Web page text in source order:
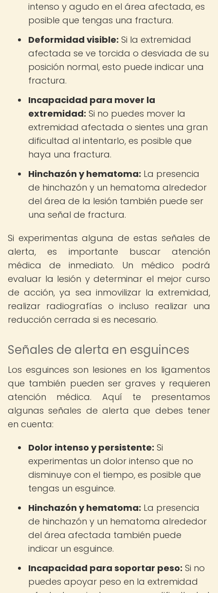
intenso y agudo en el área afectada, es
posible que tengas una fractura.
Deformidad visible: Si la extremidad
afectada se ve torcida o desviada de su
posición normal, esto puede indicar una
fractura.
Incapacidad para mover la
extremidad: Si no puedes mover la
extremidad afectada o sientes una gran
dificultad al intentarlo, es posible que
haya una fractura.
Hinchazón y hematoma: La presencia
de hinchazón y un hematoma alrededor
del área de la lesión también puede ser
una señal de fractura.
Si experimentas alguna de estas señales de
alerta, es importante buscar atención
médica de inmediato. Un médico podrá
evaluar la lesión y determinar el mejor curso
de acción, ya sea inmovilizar la extremidad,
realizar radiografías o incluso realizar una
reducción cerrada si es necesario.
Señales de alerta en esguinces
Los esguinces son lesiones en los ligamentos
que también pueden ser graves y requieren
atención médica. Aquí te presentamos
algunas señales de alerta que debes tener
en cuenta:
Dolor intenso y persistente: Si
experimentas un dolor intenso que no
disminuye con el tiempo, es posible que
tengas un esguince.
Hinchazón y hematoma: La presencia
de hinchazón y un hematoma alrededor
del área afectada también puede
indicar un esguince.
Incapacidad para soportar peso: Si no
puedes apoyar peso en la extremidad